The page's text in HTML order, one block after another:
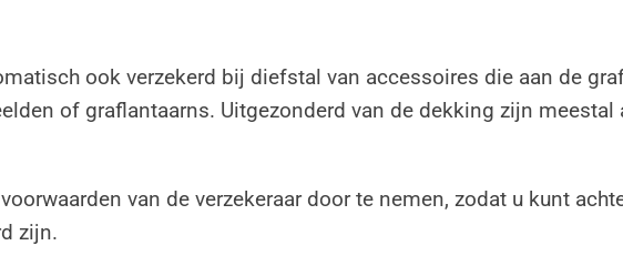
ook verzekerd bij diefstal van accessoires die aan de
of graflantaarns. Uitgezonderd van de dekking zijn
van de verzekeraar door te nemen, zodat u kunt
zijn.